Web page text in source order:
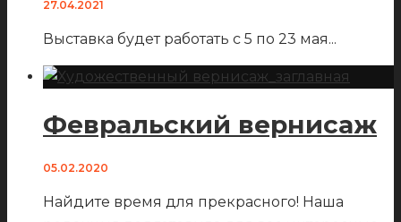
27.04.2021
Выставка будет работать с 5 по 23 мая...
Февральский вернисаж
05.02.2020
Найдите время для прекрасного! Наша